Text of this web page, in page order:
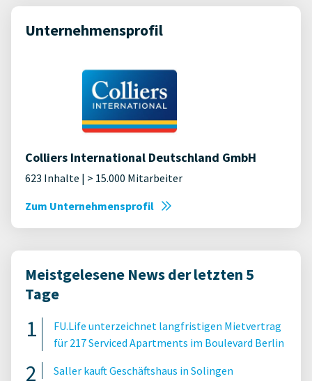
Unternehmensprofil
Colliers International Deutschland GmbH
623 Inhalte | > 15.000 Mitarbeiter
Zum Unternehmensprofil
Meistgelesene News der letzten 5
Tage
FU.Life unterzeichnet langfristigen Mietvertrag
für 217 Serviced Apartments im Boulevard Berlin
Saller kauft Geschäftshaus in Solingen